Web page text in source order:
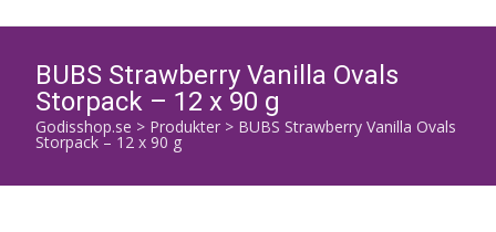
BUBS Strawberry Vanilla Ovals
Storpack – 12 x 90 g
Godisshop.se > Produkter > BUBS Strawberry Vanilla Ovals
Storpack – 12 x 90 g